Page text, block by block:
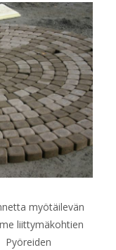
myötäilevän
liittymäkohtien
Pyöreiden